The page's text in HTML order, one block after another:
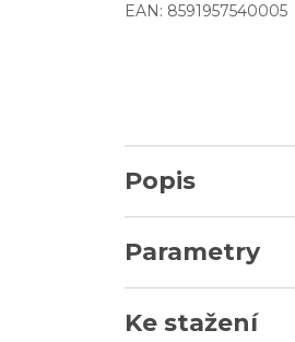
EAN: 8591957540005
Popis
Parametry
Ke stažení